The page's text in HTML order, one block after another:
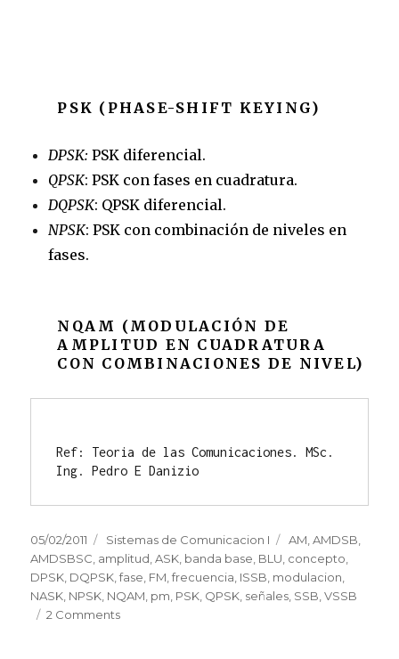
PSK (PHASE-SHIFT KEYING)
DPSK: PSK diferencial.
QPSK: PSK con fases en cuadratura.
DQPSK: QPSK diferencial.
NPSK: PSK con combinación de niveles en
fases.
NQAM (MODULACIÓN DE
AMPLITUD EN CUADRATURA
CON COMBINACIONES DE NIVEL)
Ref: Teoria de las Comunicaciones. MSc.
Posted
on
05/02/2011 Categories
Sistemas de Comunicacion I Tags
AM ,AMDSB
AMDSBSC amplitud ,ASK banda base BLU concepto
DPSK DQPSK ,fase FM ,frecuencia ISSB modulacion
NASK NPSK NQAM pm PSK QPSK señales SSB ,VSSB
2 Comments